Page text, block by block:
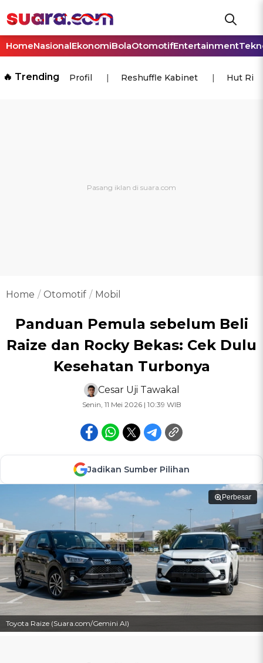
HomeNasionalEkonomiBolaOtomotifEntertainment
🔥 Trending Profil Reshuffle Kabinet Hut Ri
Home Otomotif Mobil
Panduan Pemula sebelum Beli
Raize dan Rocky Bekas: Cek Dulu
Kesehatan Turbonya
Cesar Uji Tawakal
Senin, 11 Mei 2026 | 10:39 WIB
Jadikan Sumber Pilihan
Perbesar
Toyota Raize (Suara.com/Gemini AI)